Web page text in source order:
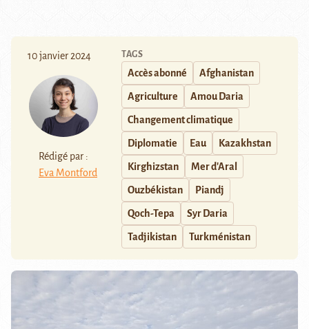
10 janvier 2024
Rédigé par :
Eva Montford
TAGS
Accès abonné Afghanistan
Agriculture Amou Daria
Changement climatique
Diplomatie Eau Kazakhstan
Kirghizstan Mer d'Aral
Ouzbékistan Piandj
Qoch-Tepa Syr Daria
Tadjikistan Turkménistan